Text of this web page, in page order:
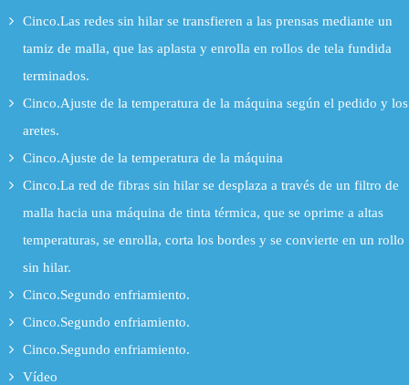
Cinco.Las redes sin hilar se transfieren a las prensas mediante un
tamiz de malla, que las aplasta y enrolla en rollos de tela fundida
terminados.
Cinco.Ajuste de la temperatura de la máquina según el pedido y los
aretes.
Cinco.Ajuste de la temperatura de la máquina
Cinco.La red de fibras sin hilar se desplaza a través de un filtro de
malla hacia una máquina de tinta térmica, que se oprime a altas
temperaturas, se enrolla, corta los bordes y se convierte en un rollo
sin hilar.
Cinco.Segundo enfriamiento.
Cinco.Segundo enfriamiento.
Cinco.Segundo enfriamiento.
Vídeo